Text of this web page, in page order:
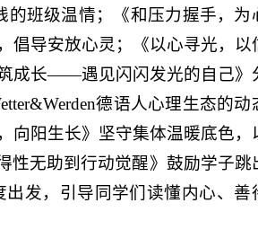
班级温情；《和压力握手，为
倡导安放心灵；《以心寻光，以
成长——遇见闪闪发光的自己》
德语人心理生态的动
向阳生长》坚守集体温暖底色，
无助到行动觉醒》鼓励学子跳
发，引导同学们读懂内心、善